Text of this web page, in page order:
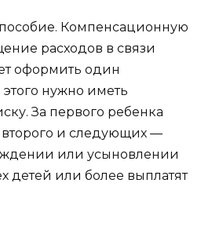
Компенсационную
расходов в связи
оформить один
нужно иметь
За первого ребенка
второго и следующих —
или усыновлении
детей или более выплатят